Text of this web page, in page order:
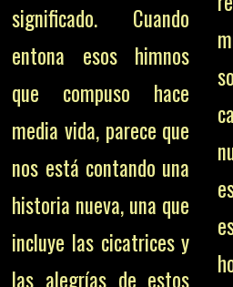
significado. Cuando
entona esos himnos
que compuso hace
media vida, parece que
nos está contando una
historia nueva, una que
incluye las cicatrices y
las alegrías de estos